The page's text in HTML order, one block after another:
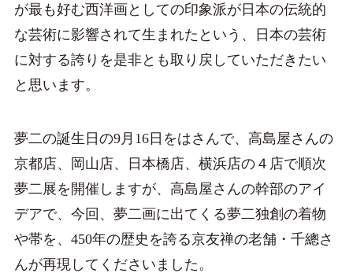
が最も好む西洋画としての印象派が日本の伝統的
な芸術に影響されて生まれたという、日本の芸術
に対する誇りを是非とも取り戻していただきたい
と思います。
夢二の誕生日の9月16日をはさんで、高島屋さんの
京都店、岡山店、日本橋店、横浜店の４店で順次
夢二展を開催しますが、高島屋さんの幹部のアイ
デアで、今回、夢二画に出てくる夢二独創の着物
や帯を、450年の歴史を誇る京友禅の老舗・千總さ
んが再現してくださいました。